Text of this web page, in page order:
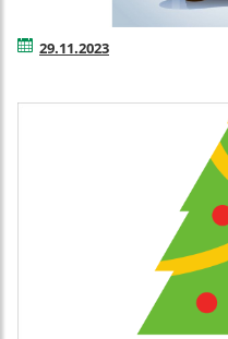
29.11.2023